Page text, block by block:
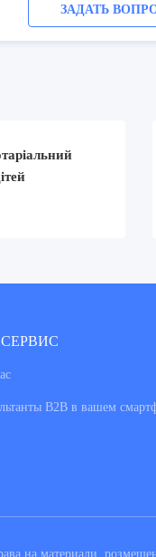
ЗАДАТЬ
В2В в вашем
на материали,